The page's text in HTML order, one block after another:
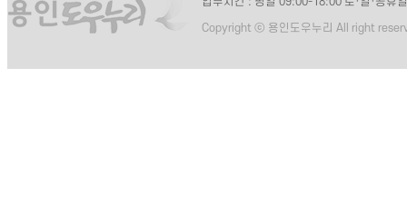
Copyright ⓒ 용인도우누리 All right